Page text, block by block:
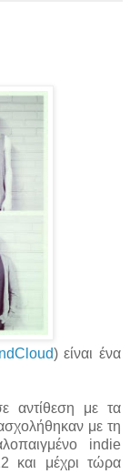
) είναι ένα
αντίθεση με τα
με τη
indie
και μέχρι τώρα